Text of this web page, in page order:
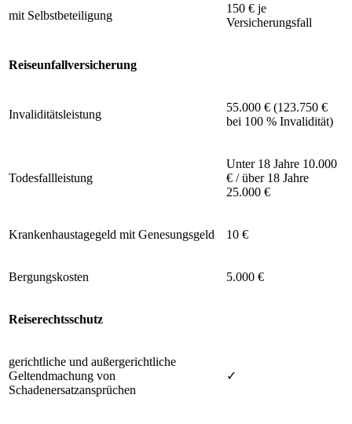
mit Selbstbeteiligung
150 € je
Versicherungsfall
Reiseunfallversicherung
Invaliditätsleistung
55.000 € (123.750 €
bei 100 % Invalidität)
Todesfallleistung
Unter 18 Jahre 10.000
€ / über 18 Jahre
25.000 €
Krankenhaustagegeld mit Genesungsgeld 10 €
Bergungskosten 5.000 €
Reiserechtsschutz
gerichtliche und außergerichtliche
Geltendmachung von
Schadenersatzansprüchen
✓